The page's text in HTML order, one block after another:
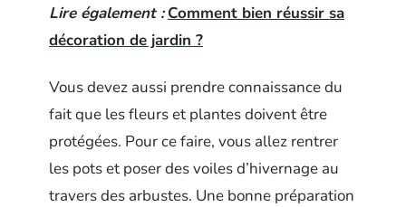
Lire également : Comment bien réussir sa
décoration de jardin ?
Vous devez aussi prendre connaissance du
fait que les fleurs et plantes doivent être
protégées. Pour ce faire, vous allez rentrer
les pots et poser des voiles d’hivernage au
travers des arbustes. Une bonne préparation